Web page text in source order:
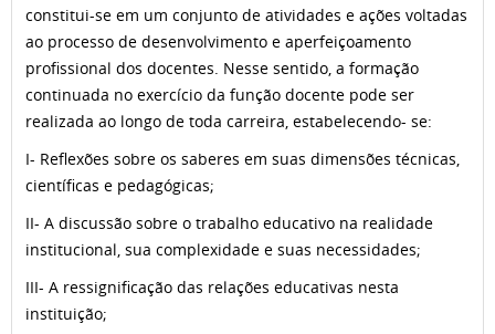
constitui-se em um conjunto de atividades e ações voltadas
ao processo de desenvolvimento e aperfeiçoamento
profissional dos docentes. Nesse sentido, a formação
continuada no exercício da função docente pode ser
realizada ao longo de toda carreira, estabelecendo- se:
I- Reflexões sobre os saberes em suas dimensões técnicas,
científicas e pedagógicas;
II- A discussão sobre o trabalho educativo na realidade
institucional, sua complexidade e suas necessidades;
III- A ressignificação das relações educativas nesta
instituição;